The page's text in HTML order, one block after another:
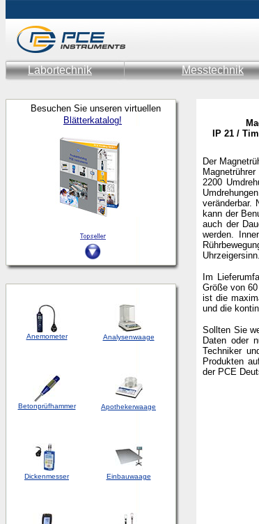
Labortechnik Messtechnik
Besuchen Sie unseren virtuellen
Blätterkatalog!
Anemometer Analysenwaage
Betonprüfhammer Apothekerwaage
Dickenmesser Einbauwaage
IP 21 /
Der
2200
veränderbar.
kann der
auch der
werden.
Im
Größe von
ist die
und die
Sollten Sie
Daten oder
Techniker
Produkten
der PCE